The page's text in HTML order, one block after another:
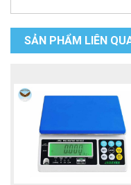
SẢN PHẨM LIÊN